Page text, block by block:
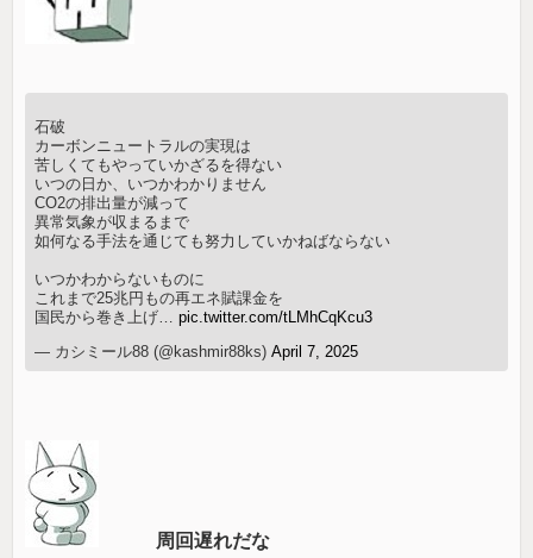
石破
カーボンニュートラルの実現は
苦しくてもやっていかざるを得ない
いつの日か、いつかわかりません
CO2の排出量が減って
異常気象が収まるまで
如何なる手法を通じても努力していかねばならない
いつかわからないものに
これまで25兆円もの再エネ賦課金を
国民から巻き上げ…pic.twitter.com/tLMhCqKcu3
— カシミール88 (@kashmir88ks)April 7, 2025
周回遅れだな